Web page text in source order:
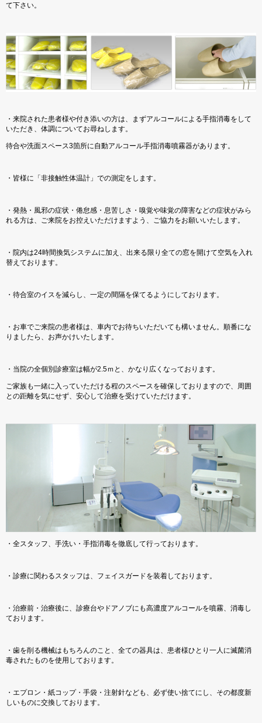
て下さい。
・来院された患者様や付き添いの方は、まずアルコールによる手指消毒をして
いただき、体調についてお尋ねします。
待合や洗面スペース3箇所に自動アルコール手指消毒噴霧器があります。
・皆様に「非接触性体温計」での測定をします。
・発熱・風邪の症状・倦怠感・息苦しさ・嗅覚や味覚の障害などの症状がみら
れる方は、ご来院をお控えいただけますよう、ご協力をお願いいたします。
・院内は24時間換気システムに加え、出来る限り全ての窓を開けて空気を入れ
替えております。
・待合室のイスを減らし、一定の間隔を保てるようにしております。
・お車でご来院の患者様は、車内でお待ちいただいても構いません。順番にな
りましたら、お声かけいたします。
・当院の全個別診療室は幅が2.5ｍと、かなり広くなっております。
ご家族も一緒に入っていただける程のスペースを確保しておりますので、周囲
との距離を気にせず、安心して治療を受けていただけます。
・全スタッフ、手洗い・手指消毒を徹底して行っております。
・診療に関わるスタッフは、フェイスガードを装着しております。
・治療前・治療後に、診療台やドアノブにも高濃度アルコールを噴霧、消毒し
ております。
・歯を削る機械はもちろんのこと、全ての器具は、患者様ひとり一人に滅菌消
毒されたものを使用しております。
・エプロン・紙コップ・手袋・注射針なども、必ず使い捨てにし、その都度新
しいものに交換しております。